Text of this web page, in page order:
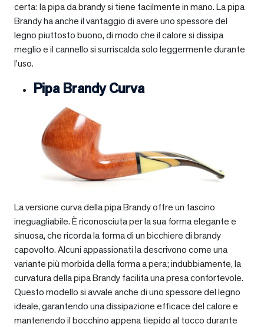
certa: la pipa da brandy si tiene facilmente in mano. La pipa
Brandy ha anche il vantaggio di avere uno spessore del
legno piuttosto buono, di modo che il calore si dissipa
meglio e il cannello si surriscalda solo leggermente durante
l’uso.
Pipa Brandy Curva
La versione curva della pipa Brandy offre un fascino
ineguagliabile. È riconosciuta per la sua forma elegante e
sinuosa, che ricorda la forma di un bicchiere di brandy
capovolto. Alcuni appassionati la descrivono come una
variante più morbida della forma a pera; indubbiamente, la
curvatura della pipa Brandy facilita una presa confortevole.
Questo modello si avvale anche di uno spessore del legno
ideale, garantendo una dissipazione efficace del calore e
mantenendo il bocchino appena tiepido al tocco durante